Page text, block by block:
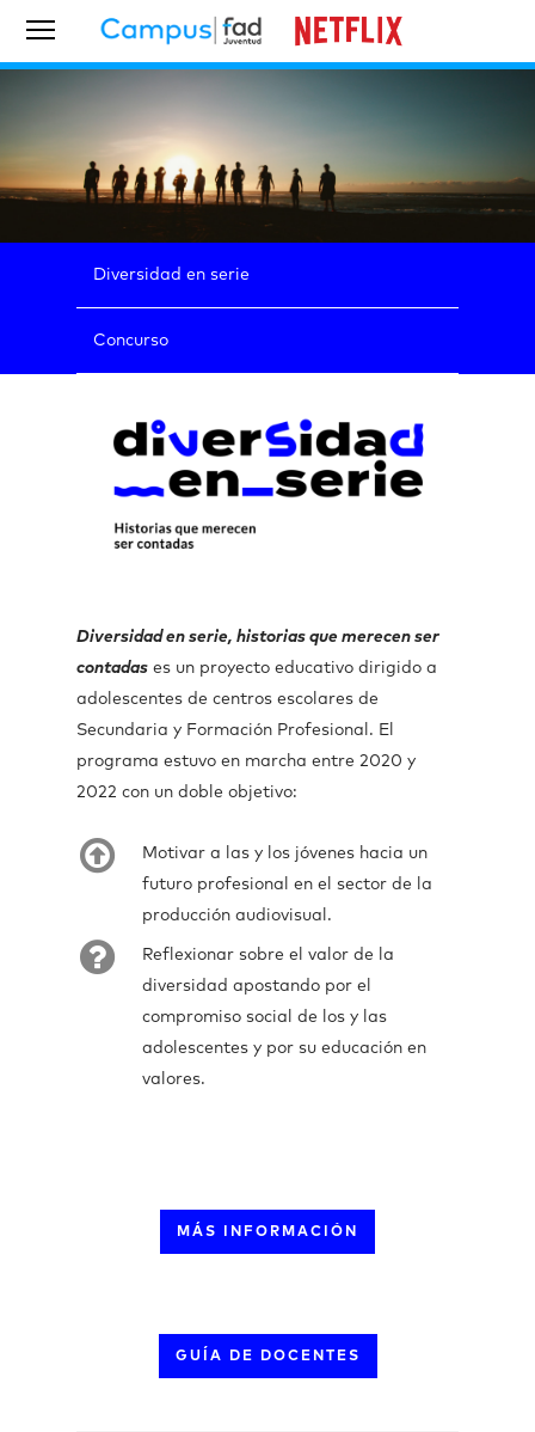
Diversidad en serie
Concurso
Diversidad en serie, historias que merecen ser
contadas es un proyecto educativo dirigido a
adolescentes de centros escolares de
Secundaria y Formación Profesional. El
programa estuvo en marcha entre 2020 y
2022 con un doble objetivo:
Motivar a las y los jóvenes hacia un
futuro profesional en el sector de la
producción audiovisual.
Reflexionar sobre el valor de la
diversidad apostando por el
compromiso social de los y las
adolescentes y por su educación en
valores.
MÁS INFORMACIÓN
GUÍA DE DOCENTES